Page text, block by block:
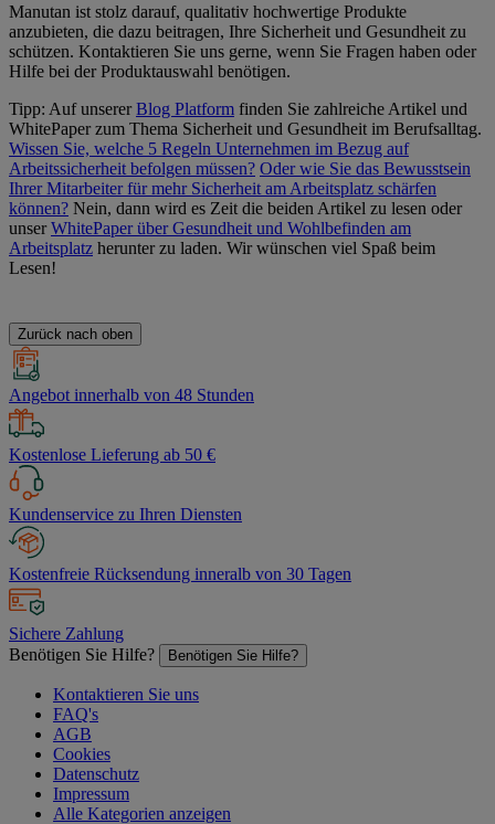
Manutan ist stolz darauf, qualitativ hochwertige Produkte
anzubieten, die dazu beitragen, Ihre Sicherheit und Gesundheit zu
schützen. Kontaktieren Sie uns gerne, wenn Sie Fragen haben oder
Hilfe bei der Produktauswahl benötigen.
Tipp: Auf unsererBlog Platform finden Sie zahlreiche Artikel und
WhitePaper zum Thema Sicherheit und Gesundheit im Berufsalltag.
Wissen Sie, welche 5 Regeln Unternehmen im Bezug auf
Arbeitssicherheit befolgen müssen? Oder wie Sie das Bewusstsein
Ihrer Mitarbeiter für mehr Sicherheit am Arbeitsplatz schärfen
können? Nein, dann wird es Zeit die beiden Artikel zu lesen oder
unserWhitePaper über Gesundheit und Wohlbefinden am
Arbeitsplatz herunter zu laden. Wir wünschen viel Spaß beim
Lesen!
Zurück nach oben
Angebot innerhalb von 48 Stunden
Kostenlose Lieferung ab 50 €
Kundenservice zu Ihren Diensten
Kostenfreie Rücksendung inneralb von 30 Tagen
Sichere Zahlung
Benötigen Sie Hilfe?
Benötigen Sie Hilfe?
Kontaktieren Sie uns
FAQ's
AGB
Cookies
Datenschutz
Impressum
Alle Kategorien anzeigen